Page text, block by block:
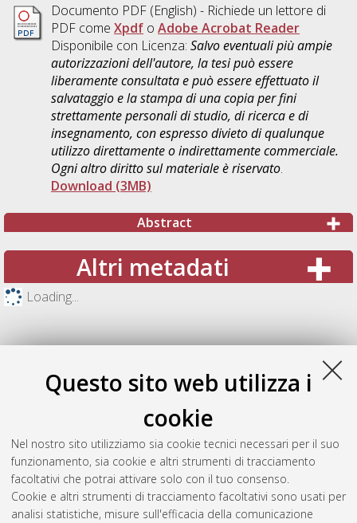
Questo sito web utilizza i
cookie
Nel nostro sito utilizziamo sia cookie tecnici necessari per il suo
funzionamento, sia cookie e altri strumenti di tracciamento
facoltativi che potrai attivare solo con il tuo consenso.
Cookie e altri strumenti di tracciamento facoltativi sono usati per
analisi statistiche, misure sull'efficacia della comunicazione
Documento PDF(English) - Richiede un lettore di
PDF come Xpdfo Adobe Acrobat Reader
Disponibile con Licenza: Salvo eventuali più ampie
autorizzazioni dell'autore, la tesi può essere
liberamente consultata e può essere effettuato il
salvataggio e la stampa di una copia per fini
strettamente personali di studio, di ricerca e di
insegnamento, con espresso divieto di qualunque
utilizzo direttamente o indirettamente commerciale.
Ogni altro diritto sul materiale è riservato.
Download (3MB)
Abstract
Altri metadati
Loading...
Gestione del documento: